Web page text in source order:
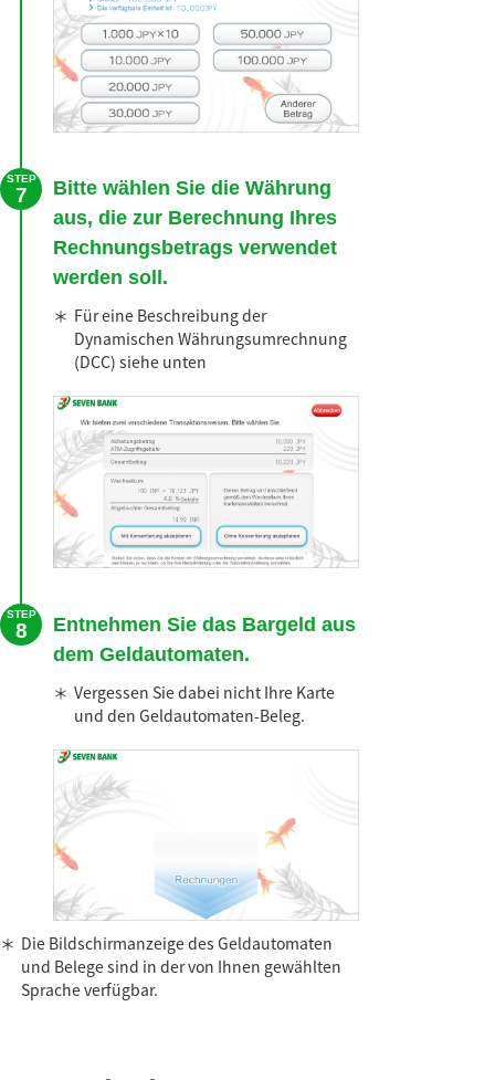
STEP
7
Bitte wählen Sie die Währung
aus, die zur Berechnung Ihres
Rechnungsbetrags verwendet
werden soll.
＊ Für eine Beschreibung der
Dynamischen Währungsumrechnung
(DCC) siehe unten
STEP
8
Entnehmen Sie das Bargeld aus
dem Geldautomaten.
＊ Vergessen Sie dabei nicht Ihre Karte
und den Geldautomaten-Beleg.
＊ Die Bildschirmanzeige des Geldautomaten
und Belege sind in der von Ihnen gewählten
Sprache verfügbar.